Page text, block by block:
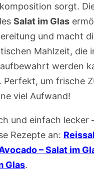
sorgt.
Salat im Glas
und macht
Mahlzeit, die
werden
Perfekt, um frische
viel Aufwand!
und einfach lecker
Rezepte an:
– Salat im
Glas.